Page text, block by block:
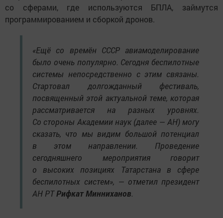
со сферами, где используются БПЛА, займутся
программированием и сборкой дронов.
«Ещё со времён СССР авиамоделирование
было очень популярно. Сегодня беспилотные
системы непосредственно с этим связаны.
Стартовал долгожданный фестиваль,
посвященный этой актуальной теме, которая
рассматривается на разных уровнях.
Со стороны Академии наук (далее — АН) могу
сказать, что мы видим большой потенциал
в этом направлении. Проведение
сегодняшнего мероприятия говорит
о высоких позициях Татарстана в сфере
беспилотных систем», — отметил президент
АН РТРифкат Минниханов.